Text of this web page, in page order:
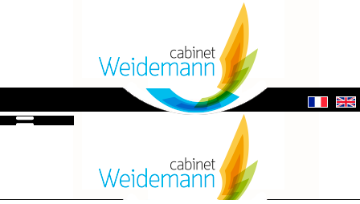
Inhalt
— Hauptnavigation anzeigen
DIE CONSULTING FIRMA WEIDEMANN